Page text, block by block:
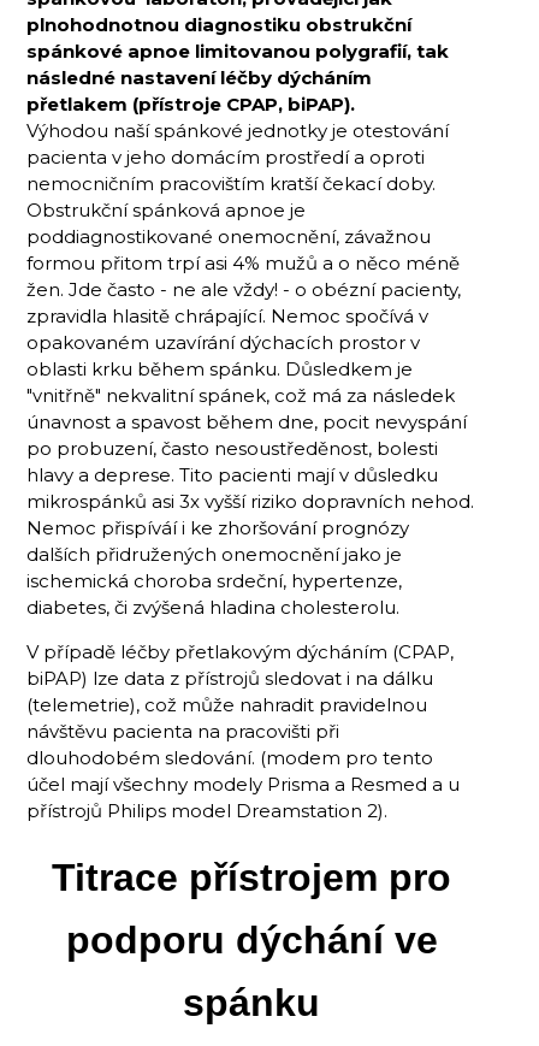
plnohodnotnou diagnostiku obstrukční
spánkové apnoe limitovanou polygrafií, tak
následné nastavení léčby dýcháním
přetlakem (přístroje CPAP, biPAP).
Výhodou naší spánkové jednotky je otestování
pacienta v jeho domácím prostředí a oproti
nemocničním pracovištím kratší čekací doby.
Obstrukční spánková apnoe je
poddiagnostikované onemocnění, závažnou
formou přitom trpí asi 4% mužů a o něco méně
žen. Jde často - ne ale vždy! - o obézní pacienty,
zpravidla hlasitě chrápající. Nemoc spočívá v
opakovaném uzavírání dýchacích prostor v
oblasti krku během spánku. Důsledkem je
"vnitřně" nekvalitní spánek, což má za následek
únavnost a spavost během dne, pocit nevyspání
po probuzení, často nesoustředěnost, bolesti
hlavy a deprese. Tito pacienti mají v důsledku
mikrospánků asi 3x vyšší riziko dopravních nehod.
Nemoc přispíváí i ke zhoršování prognózy
dalších přidružených onemocnění jako je
ischemická choroba srdeční, hypertenze,
diabetes, či zvýšená hladina cholesterolu.
V případě léčby přetlakovým dýcháním (CPAP,
biPAP) lze data z přístrojů sledovat i na dálku
(telemetrie), což může nahradit pravidelnou
návštěvu pacienta na pracovišti při
dlouhodobém sledování. (modem pro tento
účel mají všechny modely Prisma a Resmed a u
přístrojů Philips model Dreamstation 2).
Titrace přístrojem pro
podporu dýchání ve
spánku